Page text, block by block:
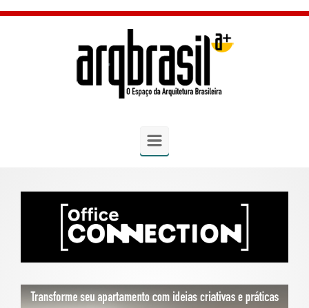
Skip to main content